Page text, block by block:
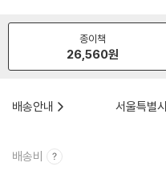
종이책
26,560원
배송안내
서울특별
배송비